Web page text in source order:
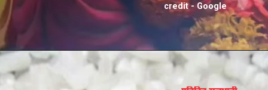
credit - Google